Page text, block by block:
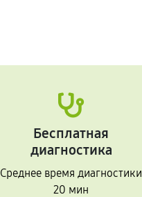
Бесплатная
диагностика
Среднее время диагностики
20 мин